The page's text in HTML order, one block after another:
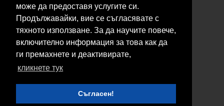
може да предоставя услугите си.
Продължавайки, вие се съгласявате с
тяхното използване. За да научите повече,
включително информация за това как да
ги премахнете и деактивирате,
кликнете тук
Съгласен!
Контакти
Нашите сервизи
Блог
© 2026 Fransizkup.bg всички права запазени
Изграждане и поддръжка от
Boby_fransizkup